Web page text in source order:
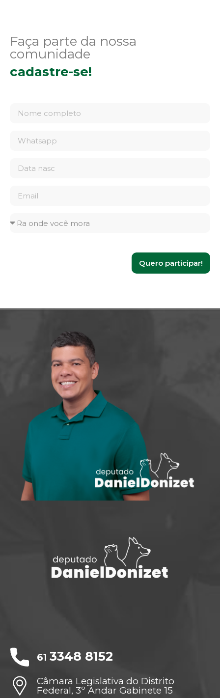
Faça parte da nossa
comunidade
cadastre-se!
Quero participar!
61 3348 8152
Câmara Legislativa do Distrito
Federal, 3º Andar Gabinete 15